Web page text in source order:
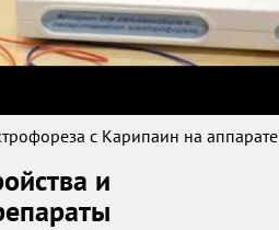
с Карипаин на аппарате
и